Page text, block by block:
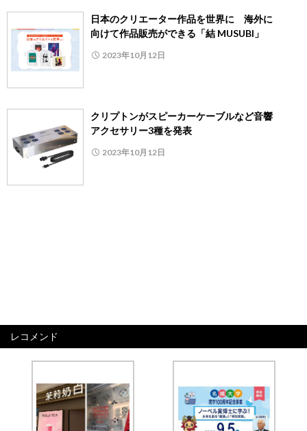
日本のクリエーター作品を世界に 海外に
向けて作品販売ができる「結 MUSUBI」
2023年10月12日
クリプトンがスピーカーケーブルなど音響
アクセサリー3種を発表
2023年10月12日
レコメンド